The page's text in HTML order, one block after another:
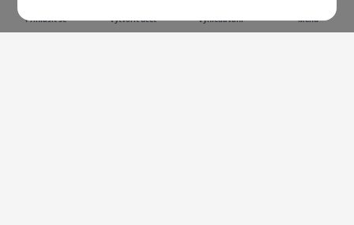
Přihlásit se Vytvořit účet Vyhledávání Menu